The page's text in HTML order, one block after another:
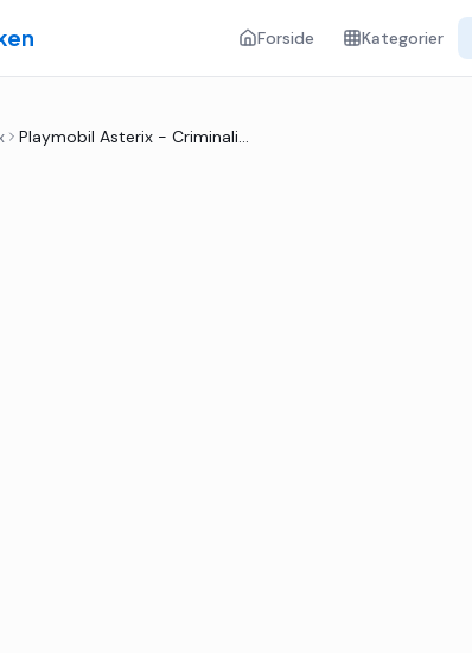
Forside Kategorier
Playmobil Asterix - Criminalis' Forgiftede Kage - 24 Dele - 7126